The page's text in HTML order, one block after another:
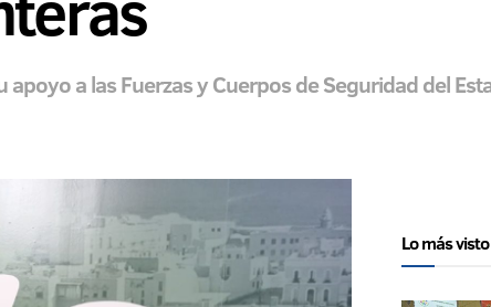
a las Fuerzas y Cuerpos de Seguridad del
Lo más visto